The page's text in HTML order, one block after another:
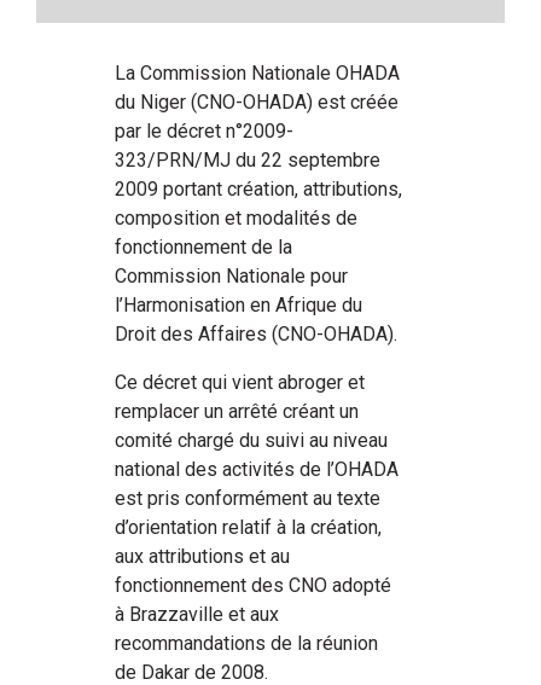
La Commission Nationale OHADA
du Niger (CNO-OHADA) est créée
par le décret n°2009-
323/PRN/MJ du 22 septembre
2009 portant création, attributions,
composition et modalités de
fonctionnement de la
Commission Nationale pour
l’Harmonisation en Afrique du
Droit des Affaires (CNO-OHADA).
Ce décret qui vient abroger et
remplacer un arrêté créant un
comité chargé du suivi au niveau
national des activités de l’OHADA
est pris conformément au texte
d’orientation relatif à la création,
aux attributions et au
fonctionnement des CNO adopté
à Brazzaville et aux
recommandations de la réunion
de Dakar de 2008.